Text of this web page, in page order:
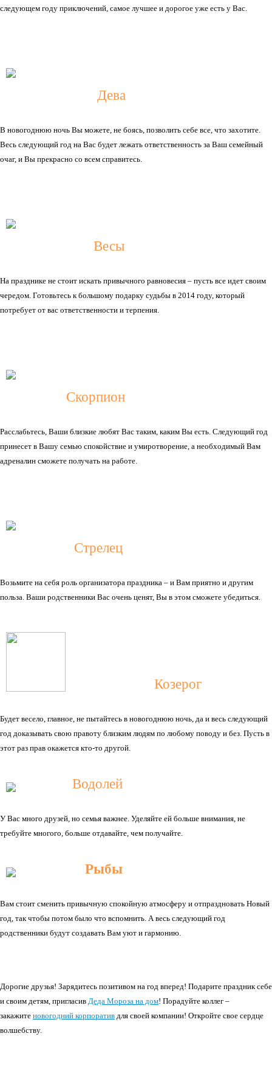
следующем году приключений, самое лучшее и дорогое уже есть у Вас.
Дева
В новогоднюю ночь Вы можете, не боясь, позволить себе все, что захотите.
Весь следующий год на Вас будет лежать ответственность за Ваш семейный
очаг, и Вы прекрасно со всем справитесь.
Весы
На празднике не стоит искать привычного равновесия – пусть все идет своим
чередом. Готовьтесь к большому подарку судьбы в 2014 году, который
потребует от вас ответственности и терпения.
Скорпион
Расслабьтесь, Ваши близкие любят Вас таким, каким Вы есть. Следующий год
принесет в Вашу семью спокойствие и умиротворение, а необходимый Вам
адреналин сможете получать на работе.
Стрелец
Возьмите на себя роль организатора праздника – и Вам приятно и другим
польза. Ваши родственники Вас очень ценят, Вы в этом сможете убедиться.
Козерог
Будет весело, главное, не пытайтесь в новогоднюю ночь, да и весь следующий
год доказывать свою правоту близким людям по любому поводу и без. Пусть в
этот раз прав окажется кто-то другой.
Водолей
У Вас много друзей, но семья важнее. Уделяйте ей больше внимания, не
требуйте многого, больше отдавайте, чем получайте.
Рыбы
Вам стоит сменить привычную спокойную атмосферу и отпраздновать Новый
год, так чтобы потом было что вспомнить. А весь следующий год
родственники будут создавать Вам уют и гармонию.
Дорогие друзья! Зарядитесь позитивом на год вперед! Подарите праздник себе
и своим детям, пригласив Деда Мороза на дом! Порадуйте коллег –
закажите новогодний корпоратив для своей компании! Откройте свое сердце
волшебству.